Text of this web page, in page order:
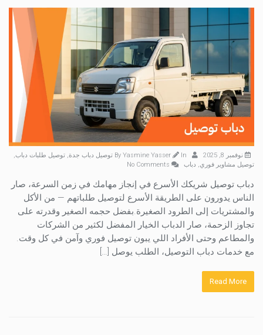
نوفمبر 8, 2025 Yasmine Yasser In توصيل دباب جدة, توصيل طلبات دباب,
توصيل مشاوير فوري, دباب
دباب توصيل شريكك الأسرع في إنجاز مهامك في زمن السرعة، صار
الناس يدورون على الطريقة الأسرع لتوصيل طلباتهم — من الأكل
والمشتريات إلى الطرود الصغيرة.بفضل حجمه الصغير وقدرته على
تجاوز الزحمة، صار الدباب الخيار المفضل لكثير من الشركات
والمطاعم وحتى الأفراد اللي يبون توصيل فوري وآمن في كل وقت.
مع خدمات دباب التوصيل، الطلب يوصل […]
Read More